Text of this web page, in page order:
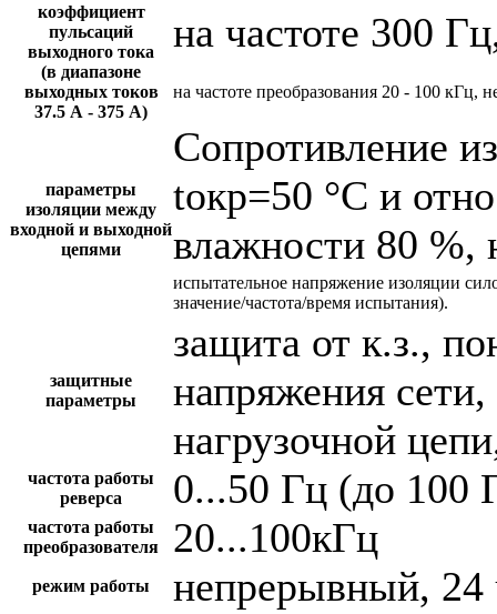
коэффициент
пульсаций
выходного тока
(в диапазоне
выходных токов
37.5 А - 375 А)
на частоте 300
на частоте преобразования 20 - 100 кГц,
параметры
изоляции между
входной и выходной
цепями
Сопротивление
tокр=50 °С и
влажности 80 %,
испытательное напряжение изоляции
значение/частота/время испытания).
защитные
параметры
защита от к.з.,
напряжения
нагрузочной
частота работы
реверса
0...50 Гц (до 100
частота работы
преобразователя
20...100кГц
режим работы
непрерывный, 24